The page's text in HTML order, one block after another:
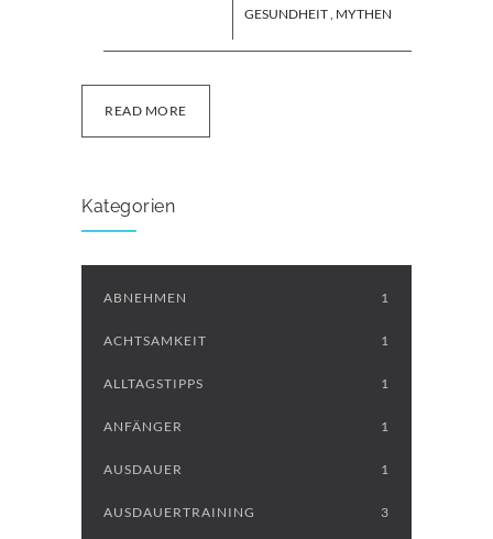
READ MORE
GESUNDHEIT MYTHEN
Kategorien
ABNEHMEN 1
ACHTSAMKEIT 1
ALLTAGSTIPPS 1
ANFÄNGER 1
AUSDAUER 1
AUSDAUERTRAINING 3